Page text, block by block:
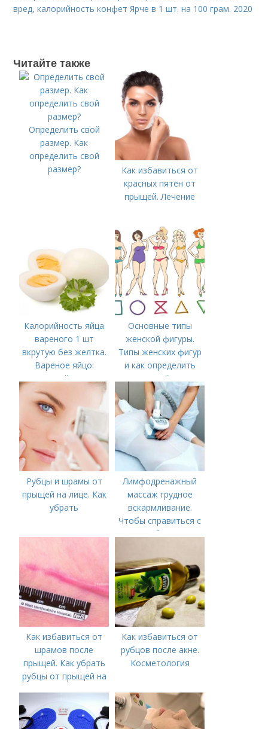
вред, калорийность конфет Ярче в 1 шт. на 100 грам. 2020
Читайте также
Определить свой
размер. Как
определить свой
размер?
Как избавиться от
красных пятен от
прыщей. Лечение
Калорийность яйца
вареного 1 шт
вкрутую без желтка.
Вареное яйцо:
калорийность
Основные типы
женской фигуры.
Типы женских фигур
и как определить
свой
Рубцы и шрамы от
прыщей на лице. Как
убрать
Лимфодренажный
массаж грудное
вскармливание.
Чтобы справиться с
нагрубанием,
предпринять
следующие действия:
Как избавиться от
шрамов после
прыщей. Как убрать
рубцы от прыщей на
Как избавиться от
рубцов после акне.
Косметология